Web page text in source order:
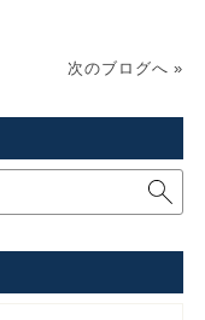
次のブログへ »